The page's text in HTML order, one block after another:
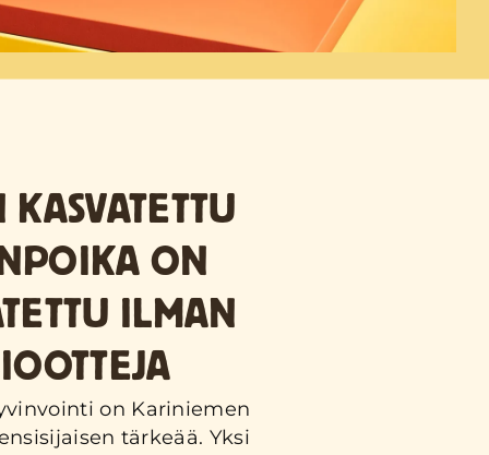
ON
ILMAN
on Kariniemen
tärkeää. Yksi